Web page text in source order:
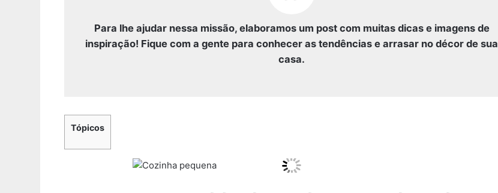
Para lhe ajudar nessa missão, elaboramos um post com muitas dicas e imagens de
inspiração! Fique com a gente para conhecer as tendências e arrasar no décor de sua
casa.
Tópicos